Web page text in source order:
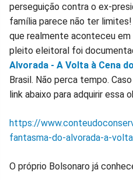
perseguição contra o ex-
família parece não ter
que realmente aconteceu em
pleito eleitoral foi
Alvorada - A Volta à Cena
Brasil. Não perca tempo.
link abaixo para adquirir essa
https://
fantasma-do-alvorada-a-
O próprio Bolsonaro já